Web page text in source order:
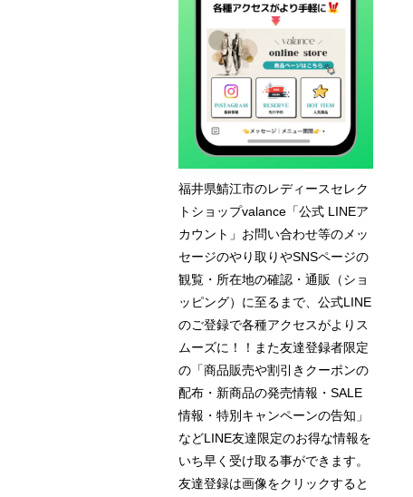
福井県鯖江市のレディースセレク
トショップvalance「公式 LINEア
カウント」お問い合わせ等のメッ
セージのやり取りやSNSページの
観覧・所在地の確認・通販（ショ
ッピング）に至るまで、公式LINE
のご登録で各種アクセスがよりス
ムーズに！！また友達登録者限定
の「商品販売や割引きクーポンの
配布・新商品の発売情報・SALE
情報・特別キャンペーンの告知」
などLINE友達限定のお得な情報を
いち早く受け取る事ができます。
友達登録は画像をクリックすると